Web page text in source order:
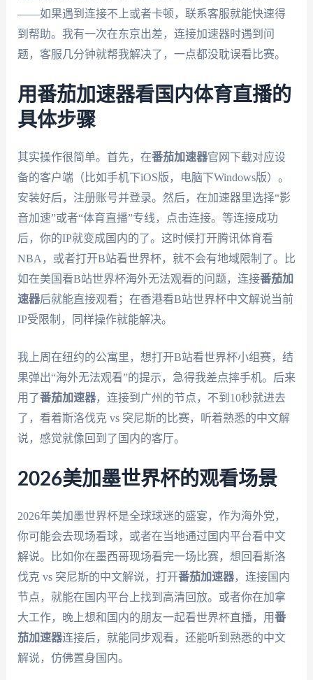
——如果遇到连接不上或者卡顿，联系客服就能快速得
到帮助。我有一次在东京出差，连接加速器时遇到问
题，客服几分钟就帮我解决了，一点都没耽误看比赛。
用番茄加速器看国内体育直播的
具体步骤
其实操作很简单。首先，在番茄加速器官网下载对应设
备的客户端（比如手机下iOS版，电脑下Windows版）。
安装好后，注册账号并登录。然后，在加速器里选择“影
音加速”或者“体育直播”专线，点击连接。等连接成功
后，你的IP就变成国内的了。这时候打开腾讯体育看
NBA，或者打开B站看世界杯，就不会有地域限制了。比
如在美国看B站世界杯海外无法观看的问题，连接番茄加
速器后就能直接观看；在香港看B站世界杯中文解说当前
IP受限制，同样操作就能解决。
我上周在纽约的公寓里，想打开B站看世界杯小组赛，结
果弹出“海外无法观看”的提示，急得我差点摔手机。后来
用了番茄加速器，连接到广州的节点，不到10秒就进去
了，看着斯洛伐克 vs 突尼斯的比赛，听着熟悉的中文解
说，感觉就像回到了国内的客厅。
2026美加墨世界杯的观看场景
2026年美加墨世界杯是全球球迷的盛宴，作为海外党，
你可能会去现场看球，或者在当地通过国内平台看中文
解说。比如你在墨西哥现场看完一场比赛，想回看斯洛
伐克 vs 突尼斯的中文解说，打开番茄加速器，连接国内
节点，就能在国内平台上找到高清回放。或者你在加拿
大工作，晚上想和国内的朋友一起看世界杯直播，用番
茄加速器连接后，就能同步观看，还能听到熟悉的中文
解说，仿佛置身国内。